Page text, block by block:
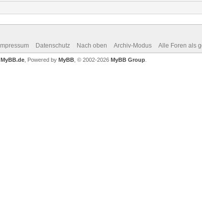
Impressum Datenschutz Nach oben Archiv-Modus Alle Foren als
MyBB.de, Powered by MyBB, © 2002-2026 MyBB Group.